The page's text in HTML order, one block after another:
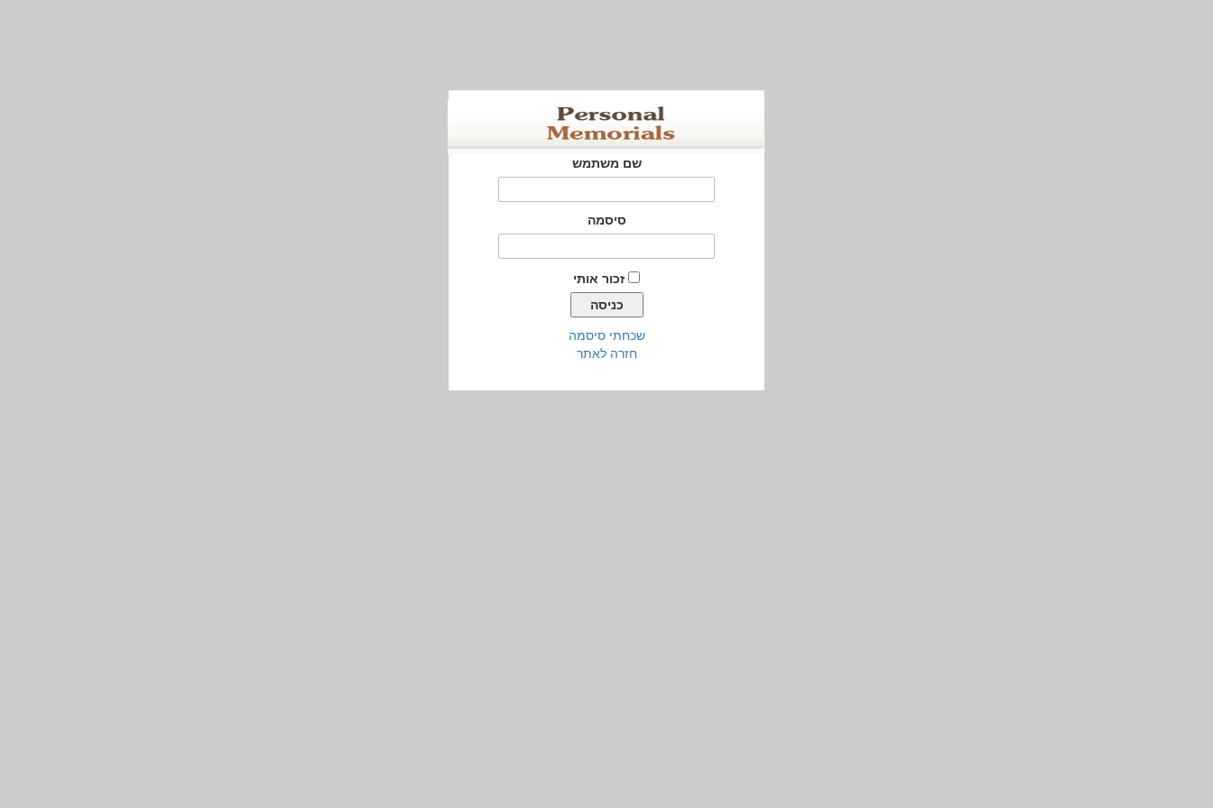
שם משתמש
סיסמה
זכור אותי
שכחתי סיסמה
חזרה לאתר